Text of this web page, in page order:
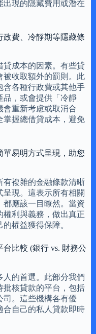
現的隱藏費用或潛在
費、冷靜期等隱藏條
貸成本的因素。有些貸
被收取額外的罰則。此
含各種行政費或其他手
品，或會提供「冷靜
會重新考慮或取消合
掌握總借貸成本，避免
易明方式呈現，助您
有複雜的金融條款清晰
現。這表示所有相關
都應該一目瞭然。當資
利與義務，做出真正
權益獲得保障。
比較 (銀行 vs. 財務公
的首選。此部分我們
批核貸款的平台，包括
司。這些機構各有優
合自己的私人貸款即時